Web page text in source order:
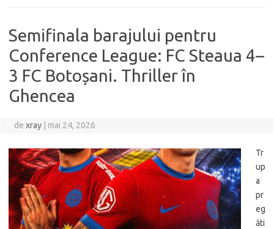
Semifinala barajului pentru
Conference League: FC Steaua 4–
3 FC Botoșani. Thriller în
Ghencea
de xray mai 24, 2026
Tr
up
a
pr
eg
ăti